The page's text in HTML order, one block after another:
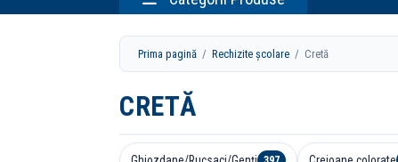
Prima pagină /Rechizite școlare / Cretă
CRETĂ